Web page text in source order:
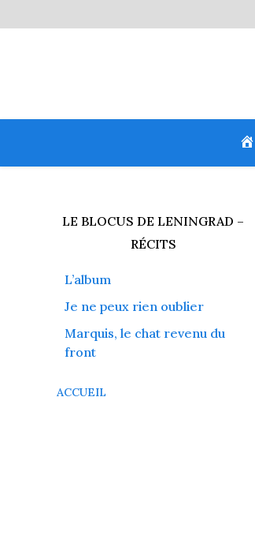
LE BLOCUS DE LENINGRAD –
RÉCITS
L’album
Je ne peux rien oublier
Marquis, le chat revenu du
front
ACCUEIL